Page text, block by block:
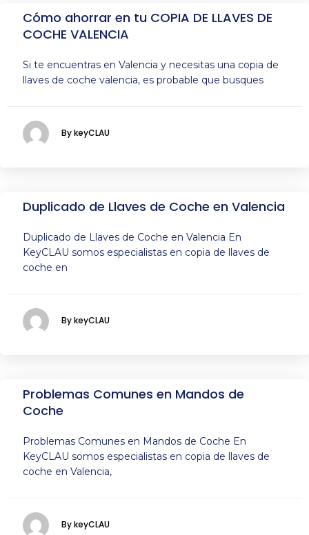
Cómo ahorrar en tu COPIA DE LLAVES DE
COCHE VALENCIA
Si te encuentras en Valencia y necesitas una copia de
llaves de coche valencia, es probable que busques
By keyCLAU
Duplicado de Llaves de Coche en Valencia
Duplicado de Llaves de Coche en Valencia En
KeyCLAU somos especialistas en copia de llaves de
coche en
By keyCLAU
Problemas Comunes en Mandos de
Coche
Problemas Comunes en Mandos de Coche En
KeyCLAU somos especialistas en copia de llaves de
coche en Valencia,
By keyCLAU